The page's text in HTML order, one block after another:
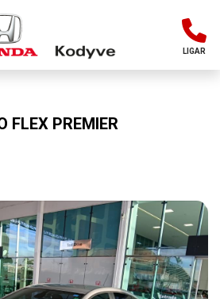
LIGAR
FLEX PREMIER